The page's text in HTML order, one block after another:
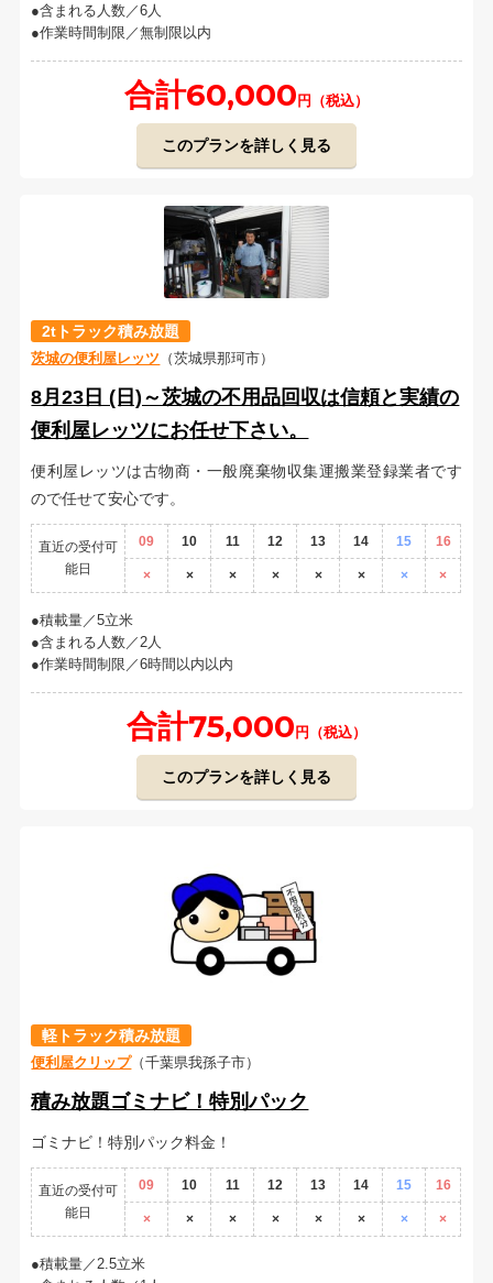
含まれる人数／6人
作業時間制限／無制限以内
合計60,000 円（税込）
このプランを詳しく見る
2tトラック積み放題
茨城の便利屋レッツ （茨城県那珂市）
8月23日 (日)～茨城の不用品回収は信頼と実績の
便利屋レッツにお任せ下さい。
便利屋レッツは古物商・一般廃棄物収集運搬業登録業者です
ので任せて安心です。
直近の受付可
能日
09 10 11 12 13 14 15 16
× × × × × × × ×
積載量／5立米
含まれる人数／2人
作業時間制限／6時間以内以内
合計75,000 円（税込）
このプランを詳しく見る
軽トラック積み放題
便利屋クリップ（千葉県我孫子市）
積み放題ゴミナビ！特別パック
ゴミナビ！特別パック料金！
直近の受付可
能日
09 10 11 12 13 14 15 16
× × × × × × × ×
積載量／2.5立米